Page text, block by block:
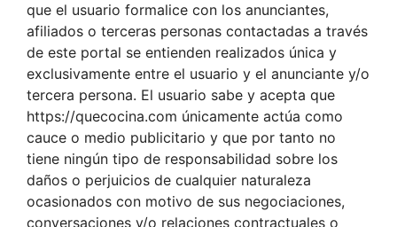
que el usuario formalice con los anunciantes,
afiliados o terceras personas contactadas a través
de este portal se entienden realizados única y
exclusivamente entre el usuario y el anunciante y/o
tercera persona. El usuario sabe y acepta que
https://quecocina.com únicamente actúa como
cauce o medio publicitario y que por tanto no
tiene ningún tipo de responsabilidad sobre los
daños o perjuicios de cualquier naturaleza
ocasionados con motivo de sus negociaciones,
conversaciones y/o relaciones contractuales o